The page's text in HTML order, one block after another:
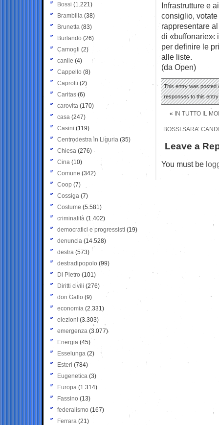
Infrastrutture e
consiglio,
rappresentare
di «buffonarie»:
per definire le
alle liste.
(da Open)
This entry was posted
responses to this
« IN TUTTO IL
BOSSI SARA’
Leave a
You must be
Bossi (1.221)
Brambilla (38)
Brunetta (83)
Burlando (26)
Camogli (2)
canile (4)
Cappello (8)
Caprotti (2)
Caritas (6)
carovita (170)
casa (247)
Casini (119)
Centrodestra in Liguria (35)
Chiesa (276)
Cina (10)
Comune (342)
Coop (7)
Cossiga (7)
Costume (5.581)
criminalità (1.402)
democratici e progressisti (19)
denuncia (14.528)
destra (573)
destradipopolo (99)
Di Pietro (101)
Diritti civili (276)
don Gallo (9)
economia (2.331)
elezioni (3.303)
emergenza (3.077)
Energia (45)
Esselunga (2)
Esteri (784)
Eugenetica (3)
Europa (1.314)
Fassino (13)
federalismo (167)
Ferrara (21)